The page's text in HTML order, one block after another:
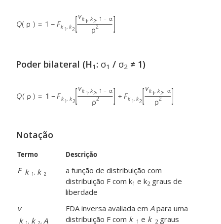
Poder bilateral (H1 : σ1 / σ2 ≠ 1)
Notação
Termo Descrição
F k 1, k 2
a função de distribuição com
distribuição F com k1 e k2 graus de
liberdade
v
k 1, k 2, A
FDA inversa avaliada em Apara uma
distribuição F com k 1 e k 2 graus